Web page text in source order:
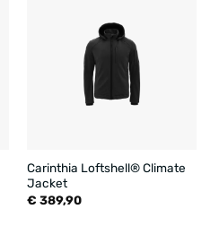
Carinthia Loftshell® Climate
Jacket
€ 389,90